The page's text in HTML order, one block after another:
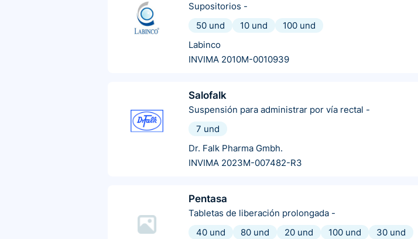
Supositorios -
50 und
10 und
100 und
Labinco
INVIMA 2010M-0010939
Salofalk
Suspensión para administrar por vía rectal -
7 und
Dr. Falk Pharma Gmbh.
INVIMA 2023M-007482-R3
Pentasa
Tabletas de liberación prolongada -
40 und
80 und 20 und 100 und
30 und